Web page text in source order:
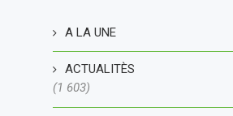
A LA UNE
ACTUALITÈS
(1 603)